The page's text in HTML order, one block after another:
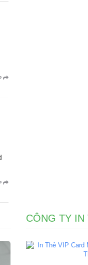
CÔNG TY IN